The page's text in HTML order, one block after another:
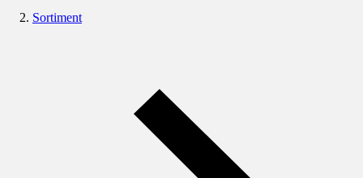
Sortiment